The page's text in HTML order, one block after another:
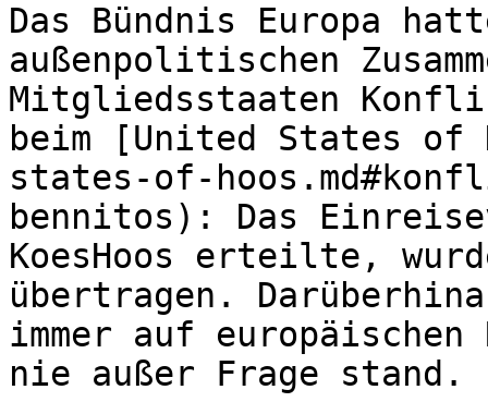
Das Bündnis Europa
außenpolitischen
Mitgliedsstaaten
beim [United States
states-of-
bennitos): Das
KoesHoos erteilte,
übertragen.
immer auf
nie außer Frage stand.